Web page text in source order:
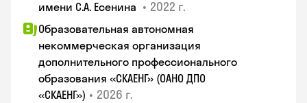
имени С.А. Есенина • 2022 г.
Образовательная автономная
некоммерческая организация
дополнительного профессионального
образования «СКАЕНГ» (ОАНО ДПО
«СКАЕНГ») • 2026 г.